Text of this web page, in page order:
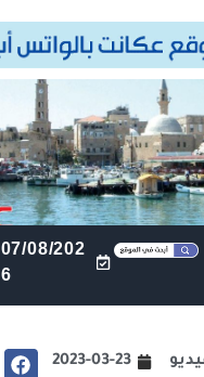
07/08/202
6
2023-03-23